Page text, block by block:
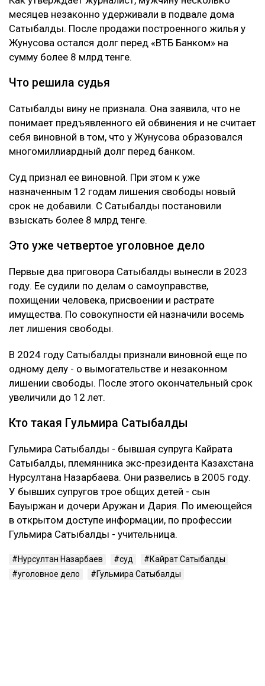
ЧИТАЙТЕ ТАКЖЕ
Трампу запретили строить бальный зал в Белом доме
за $400 млн
Миллиарды тенге украли на реконструкции водовода в
Атырау
10 млрд тенге за смерть Нурай потребовали с
Подробности
раз Сатыбалды обвиняли в причинении
имущественного вреда путем обмана и
самоуправстве. Потерпевшим признали Абая
Жунусова - бывшего мужа ее сестры и прежнего
Жунусов вместе занимались бизнесом, в том числе
строительством жилого комплекса «Восточка» в
Алматы.
Позже Жунусов передал доли в компаниях
связанным с Сатыбалды лицам и подписал ряд
других документов. По версии обвинения, сделал он
это под давлением.
Как утверждает журналист, мужчину несколько
месяцев незаконно удерживали в подвале дома
Сатыбалды. После продажи построенного жилья у
Жунусова остался долг перед «ВТБ Банком» на
сумму более 8 млрд тенге.
Что решила судья
Сатыбалды вину не признала. Она заявила, что не
понимает предъявленного ей обвинения и не считает
себя виновной в том, что у Жунусова образовался
многомиллиардный долг перед банком.
назначенным 12 годам лишения свободы новый
срок не добавили. С Сатыбалды постановили